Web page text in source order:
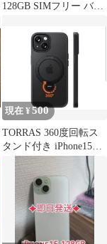
128GB SIMフリー バッ
現在 ¥500
TORRAS 360度回転ス
タンド付き iPhone15ケ
ース ブラック